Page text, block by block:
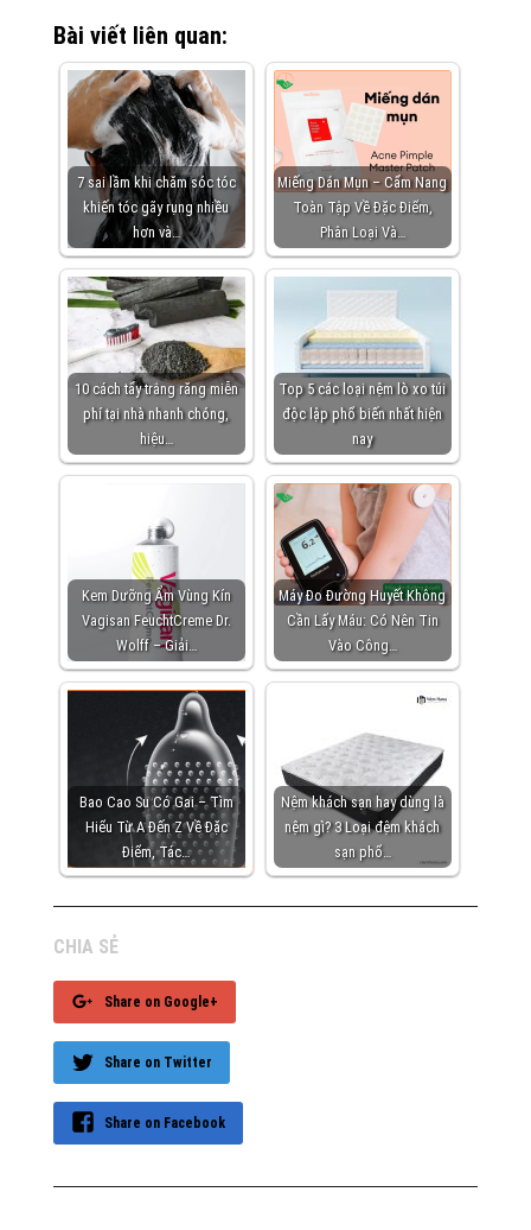
Bài viết liên quan:
7 sai lầm khi chăm sóc tóc
khiến tóc gãy rụng nhiều
hơn và…
Miếng Dán Mụn – Cẩm Nang
Toàn Tập Về Đặc Điểm,
Phân Loại Và…
10 cách tẩy trắng răng miễn
phí tại nhà nhanh chóng,
hiệu…
Top 5 các loại nệm lò xo túi
độc lập phổ biến nhất hiện
nay
Kem Dưỡng Ẩm Vùng Kín
Vagisan FeuchtCreme Dr.
Wolff – Giải…
Máy Đo Đường Huyết Không
Cần Lấy Máu: Có Nên Tin
Vào Công…
Bao Cao Su Có Gai – Tìm
Hiểu Từ A Đến Z Về Đặc
Điểm, Tác…
Nệm khách sạn hay dùng là
nệm gì? 3 Loại đệm khách
sạn phổ…
CHIA SẺ
Share on Google+
Share on Twitter
Share on Facebook